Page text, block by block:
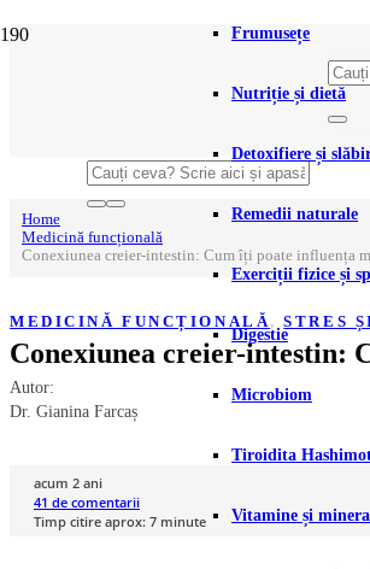
Frumusețe
Nutriție și dietă
Detoxifiere și
Remedii naturale
Exerciții fizice și
Digestie
Microbiom
Tiroidita
Vitamine și
Home
Medicină funcțională
Conexiunea creier-intestin: Cum îți poate influența
MEDICINĂ FUNCȚIONALĂ,STRES
Conexiunea creier-intestin:
Autor:
Dr. Gianina Farcaș
acum 2 ani
41 de comentarii
Timp citire aprox: 7 minute